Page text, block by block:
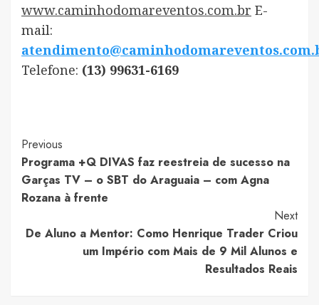
www.caminhodomareventos.com.br E-
mail:
Telefone: (13) 99631-6169
Post
Navigation
Previous
Programa +Q DIVAS faz reestreia de sucesso na
Garças TV – o SBT do Araguaia – com Agna
Rozana à frente
Next
De Aluno a Mentor: Como Henrique Trader Criou
um Império com Mais de 9 Mil Alunos e
Resultados Reais